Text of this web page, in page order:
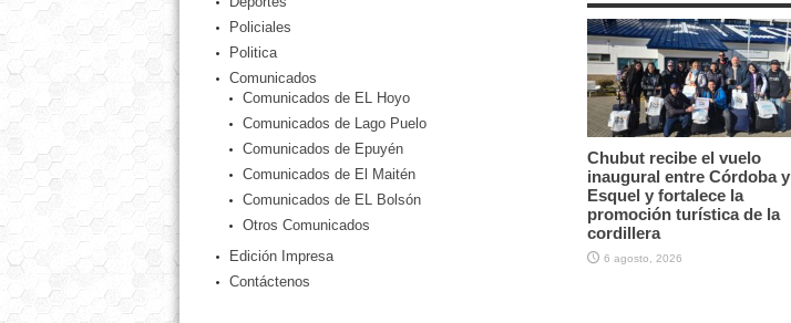
Chubut recibe el vuelo
inaugural entre Córdoba y
Esquel y fortalece la
promoción turística de la
cordillera
6 agosto, 2026
Policiales
Politica
Comunicados
Comunicados de EL Hoyo
Comunicados de Lago Puelo
Comunicados de Epuyén
Comunicados de El Maitén
Comunicados de EL Bolsón
Otros Comunicados
Edición Impresa
Contáctenos